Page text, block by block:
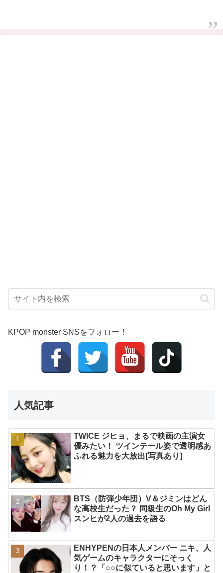
KPOP monster SNSをフォロー！
人気記事
TWICE ジヒョ、まるで映画の主演女
優みたい！ ツインテール姿で透明感あ
ふれる魅力を大放出[写真あり]
BTS（防弾少年団）V＆ジミンはどん
な高校生だった？ 同級生のOh My Girl
スンヒが2人の過去を語る
ENHYPENの日本人メンバー ニキ、人
気ゲームのキャラクターにそっく
り！？「○○に似ていると思います」と